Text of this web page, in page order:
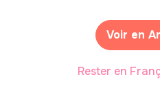
Voir en
Rester en